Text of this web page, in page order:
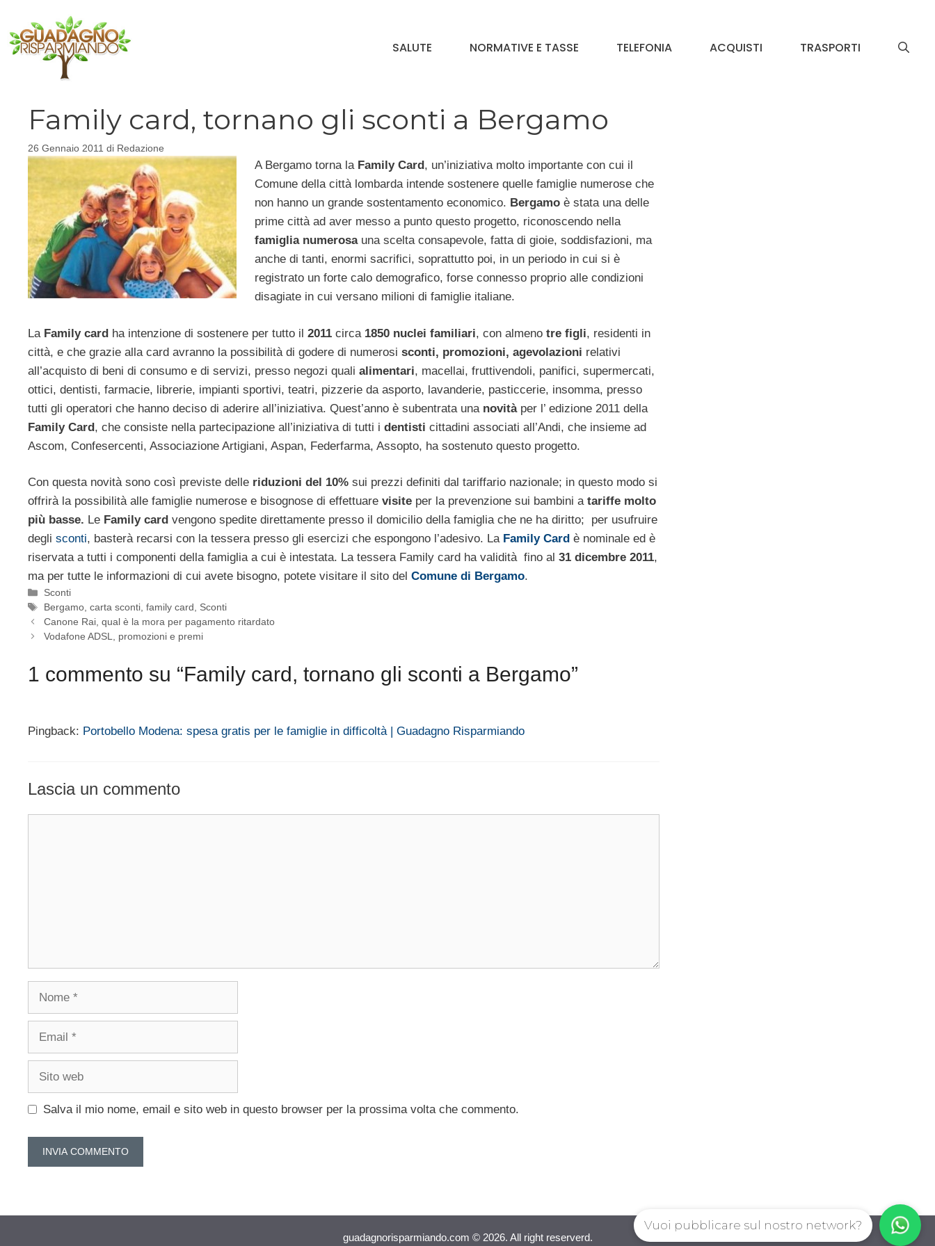
contenuto
SALUTE NORMATIVE E TASSE TELEFONIA ACQUISTI TRASPORTI
Family card, tornano gli sconti a Bergamo
26 Gennaio 2011 di Redazione
A Bergamo torna la Family Card , un’iniziativa molto importante con cui il
Comune della città lombarda intende sostenere quelle famiglie numerose che
non hanno un grande sostentamento economico. Bergamoè stata una delle
prime città ad aver messo a punto questo progetto, riconoscendo nella
famiglia numerosauna scelta consapevole, fatta di gioie, soddisfazioni, ma
anche di tanti, enormi sacrifici, soprattutto poi, in un periodo in cui si è
registrato un forte calo demografico, forse connesso proprio alle condizioni
disagiate in cui versano milioni di famiglie italiane.
La Family card ha intenzione di sostenere per tutto il 2011 circa 1850 nuclei familiari, con almeno tre figli, residenti in
città, e che grazie alla card avranno la possibilità di godere di numerosi sconti, promozioni, agevolazioni relativi
all’acquisto di beni di consumo e di servizi, presso negozi quali alimentari, macellai, fruttivendoli, panifici, supermercati,
ottici, dentisti, farmacie, librerie, impianti sportivi, teatri, pizzerie da asporto, lavanderie, pasticcerie, insomma, presso
tutti gli operatori che hanno deciso di aderire all’iniziativa. Quest’anno è subentrata una novitàper l’ edizione 2011 della
Family Card, che consiste nella partecipazione all’iniziativa di tutti i dentisti cittadini associati all’Andi, che insieme ad
Ascom, Confesercenti, Associazione Artigiani, Aspan, Federfarma, Assopto, ha sostenuto questo progetto.
Con questa novità sono così previste delle riduzioni del 10% sui prezzi definiti dal tariffario nazionale; in questo modo si
offrirà la possibilità alle famiglie numerose e bisognose di effettuare visite per la prevenzione sui bambini a tariffe molto
più basse. Le Family card vengono spedite direttamente presso il domicilio della famiglia che ne ha diritto; per usufruire
degli sconti, basterà recarsi con la tessera presso gli esercizi che espongono l’adesivo. La Family Card è nominale ed è
riservata a tutti i componenti della famiglia a cui è intestata. La tessera Family card ha validità fino al 31 dicembre 2011,
ma per tutte le informazioni di cui avete bisogno, potete visitare il sito del Comune di Bergamo.
Categorie
Sconti
Tag
Bergamo,carta sconti,family card, Sconti
Canone Rai, qual è la mora per pagamento ritardato
Vodafone ADSL, promozioni e premi
1 commento su “Family card, tornano gli sconti a Bergamo”
Pingback: Portobello Modena: spesa gratis per le famiglie in difficoltà | Guadagno Risparmiando
Lascia un commento
Nome
Email
Sito
Salva il mio nome, email e sito web in questo browser per la prossima volta che commento.
guadagnorisparmiando.com © 2026. All right reserverd.
Vuoi pubblicare sul nostro network?